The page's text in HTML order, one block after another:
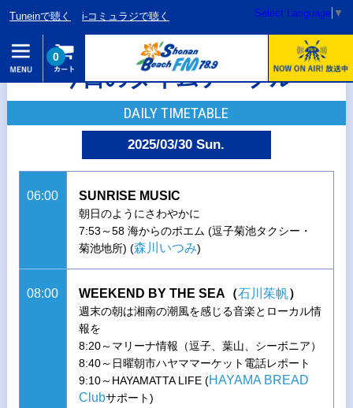
Tuneinで聴く i-コミュラジで聴く Select Language ▼
0
今日のタイムテーブル
DAILY TIMETABLE
2025/03/30 Sun.
06:00 SUNRISE MUSIC
朝日のようにさわやかに
7:53～58 海からのポエム (逗子菊池タクシー・
菊池地所) (森川いつみ)
08:00 WEEKEND BY THE SEA（石川茱帆）
週末の朝は湘南の潮風を感じる音楽とローカル情
報を
8:20～マリーナ情報（逗子、葉山、シーボニア）
8:40～日曜朝市ハヤママーケット電話レポート
9:10～HAYAMATTA LIFE (HAYAMA BREAD
Clubサポート)